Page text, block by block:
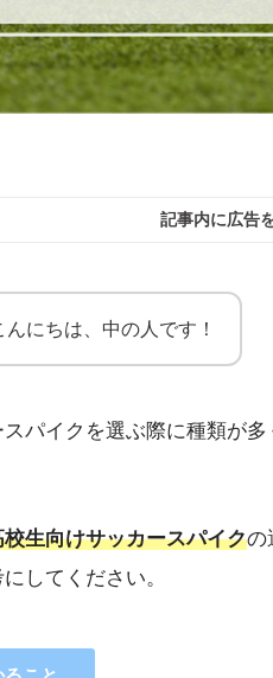
記事内に広告
んにちは、中の人です！
パイクを選ぶ際に種類が
校生向けサッカースパイクの
してください。